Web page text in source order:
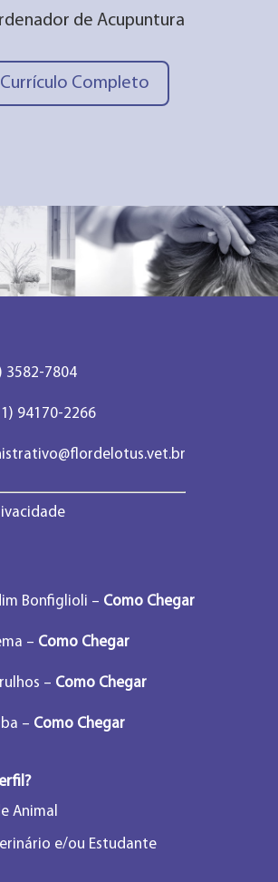
de Acupuntura
Currículo Completo
3582-7804
94170-2266
Bonfiglioli – Como Chegar
– Como Chegar
– Como Chegar
– Como Chegar
Animal
e/ou Estudante